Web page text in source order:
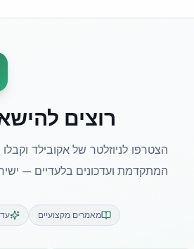
רוצים
הצטרפו לניוזלטר של אקובילד
המתקדמת ועדכונים בלעדיים —
מאמרים מקצועיים